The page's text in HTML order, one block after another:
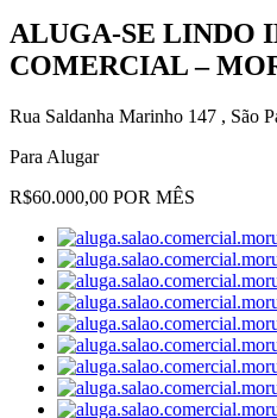
ALUGA-SE LINDO
COMERCIAL –
Rua Saldanha Marinho 147 , São
Para Alugar
R$60.000,00 POR MÊS